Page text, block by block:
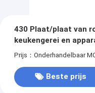
430 Plaat/plaat van
keukengerei en
Prijs：Onderhandelbaar
Beste prijs